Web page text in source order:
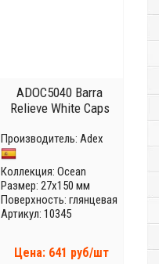
ADOC5040 Barra
Relieve White Caps
Производитель: Adex
Коллекция: Ocean
Размер: 27x150 мм
Поверхность: глянцевая
Артикул: 10345
Цена: 641 руб/шт